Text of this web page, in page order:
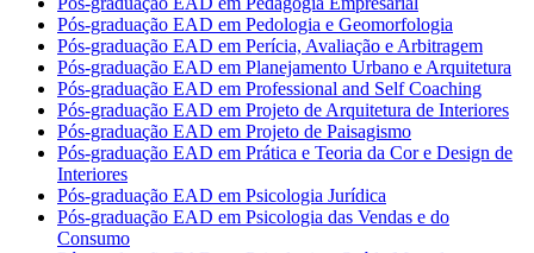
Pós-graduação EAD em Pedologia e Geomorfologia
Pós-graduação EAD em Perícia, Avaliação e Arbitragem
Pós-graduação EAD em Planejamento Urbano e Arquitetura
Pós-graduação EAD em Professional and Self Coaching
Pós-graduação EAD em Projeto de Arquitetura de Interiores
Pós-graduação EAD em Projeto de Paisagismo
Pós-graduação EAD em Prática e Teoria da Cor e Design de
Interiores
Pós-graduação EAD em Psicologia Jurídica
Pós-graduação EAD em Psicologia das Vendas e do
Consumo